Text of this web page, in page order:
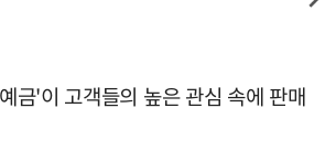
금'이 고객들의 높은 관심 속에 판매